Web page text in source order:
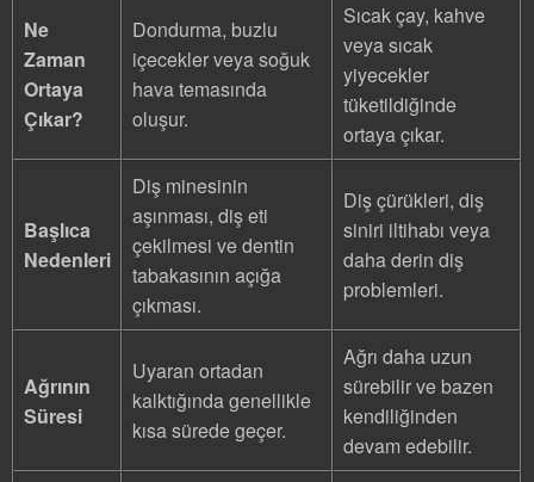
Ne
Zaman
Ortaya
Çıkar?
Dondurma, buzlu
içecekler veya soğuk
hava temasında
oluşur.
Sıcak çay, kahve
veya sıcak
yiyecekler
tüketildiğinde
ortaya çıkar.
Başlıca
Nedenleri
Diş minesinin
aşınması, diş eti
çekilmesi ve dentin
tabakasının açığa
çıkması.
Diş çürükleri, diş
siniri iltihabı veya
daha derin diş
problemleri.
Ağrının
Süresi
Uyaran ortadan
kalktığında genellikle
kısa sürede geçer.
Ağrı daha uzun
sürebilir ve bazen
kendiliğinden
devam edebilir.